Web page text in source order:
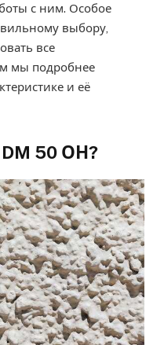
с ним. Особое
выбору,
все
мы подробнее
и её
50 ОН?